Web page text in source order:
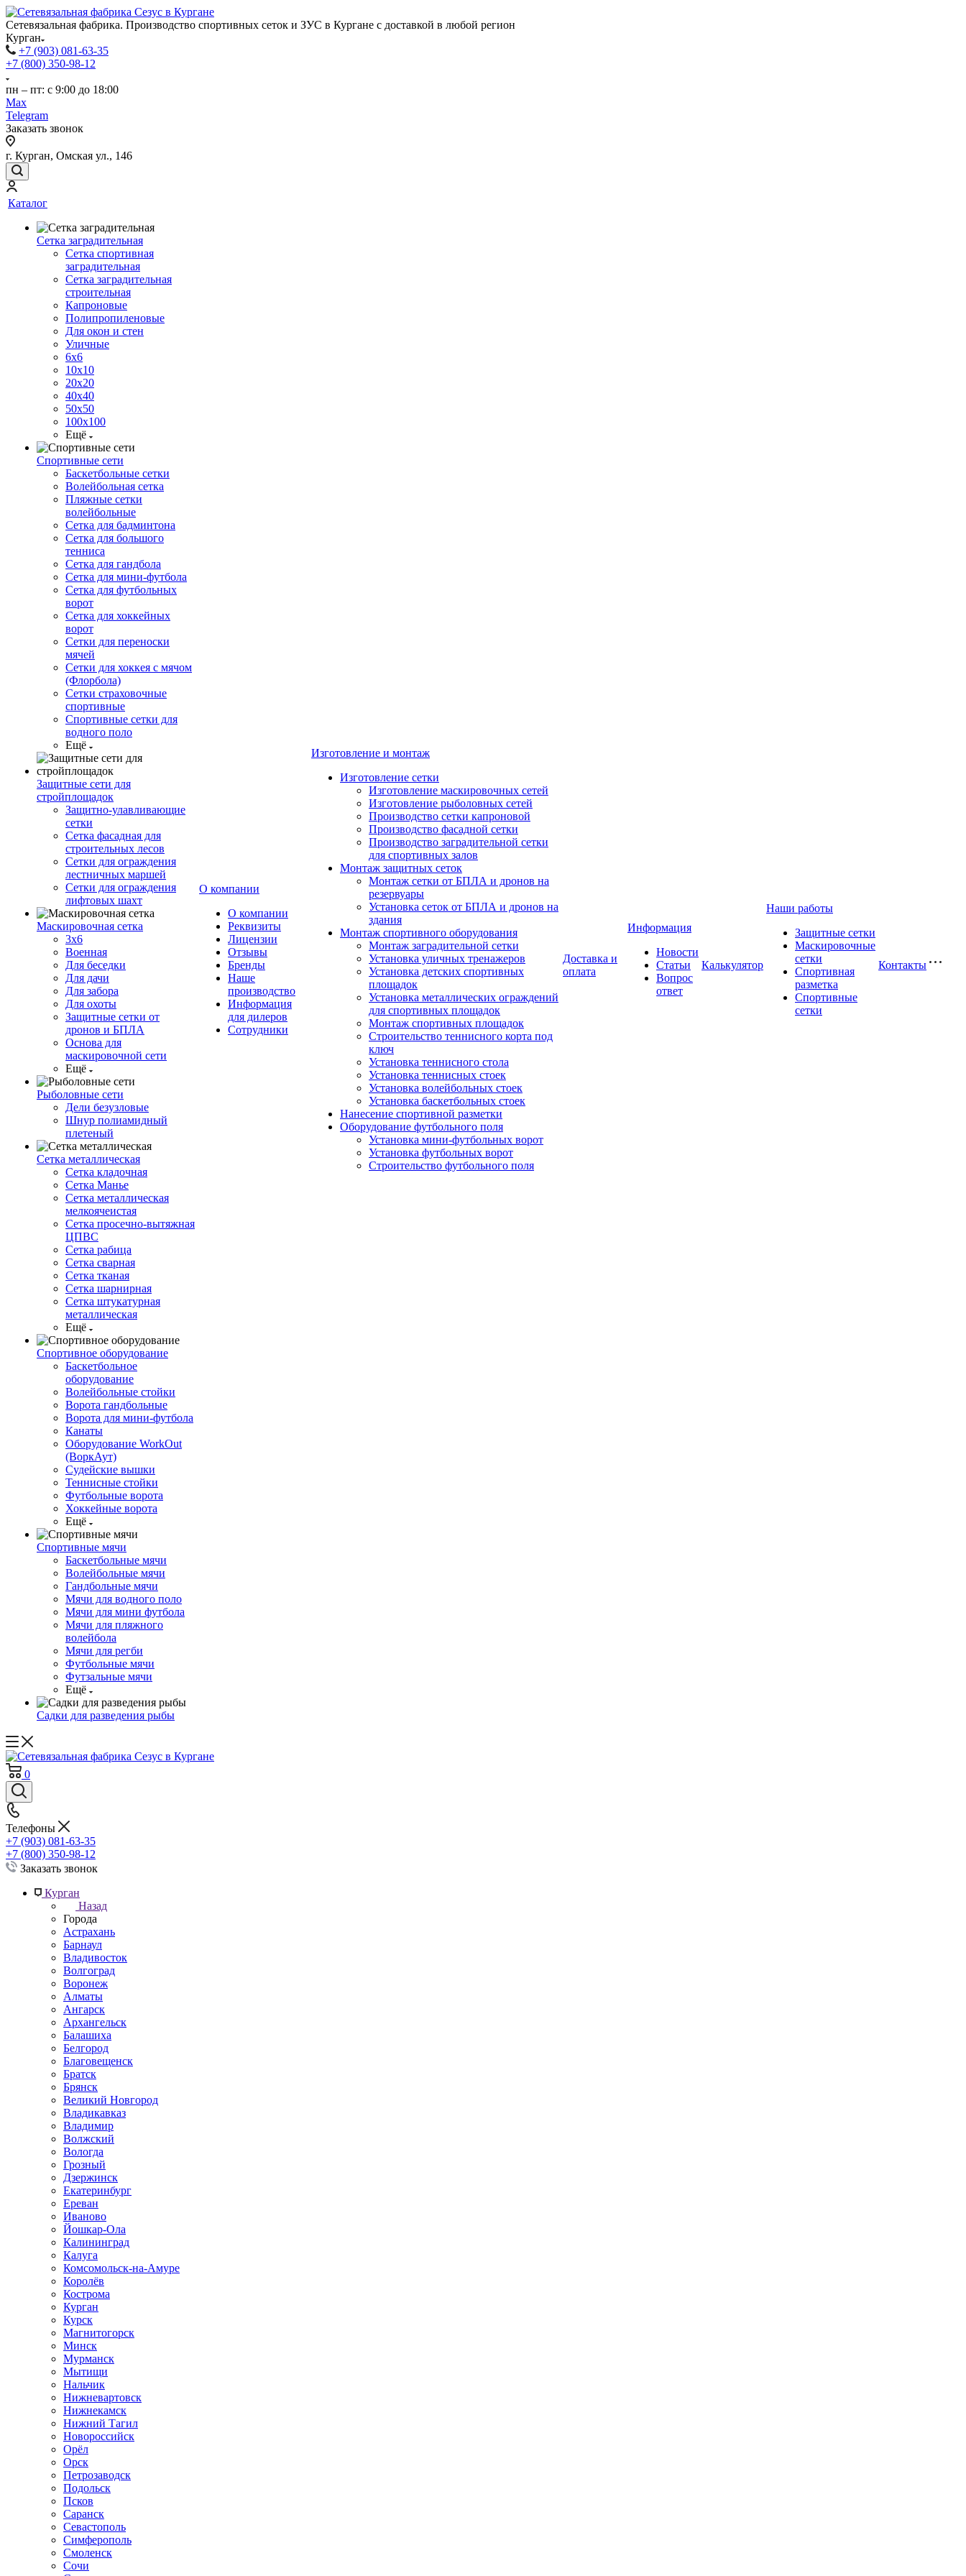
Сетевязальная фабрика. Производство спортивных сеток и ЗУС в Кургане с доставкой в любой регион
Курган
+7 (903) 081-63-35
+7 (800) 350-98-12
пн – пт: с 9:00 до 18:00
Max
Telegram
Заказать звонок
г. Курган, Омская ул., 146
Каталог
Сетка заградительная
Сетка спортивная
заградительная
Сетка заградительная
строительная
Капроновые
Полипропиленовые
Для окон и стен
Уличные
6х6
10х10
20х20
40х40
50х50
100х100
Ещё
Спортивные сети
Баскетбольные сетки
Волейбольная сетка
Пляжные сетки
волейбольные
Сетка для бадминтона
Сетка для большого
тенниса
Сетка для гандбола
Сетка для мини-футбола
Сетка для футбольных
ворот
Сетка для хоккейных
ворот
Сетки для переноски
мячей
Сетки для хоккея с мячом
(Флорбола)
Сетки страховочные
спортивные
Спортивные сетки для
водного поло
Ещё
Защитные сети для
стройплощадок
Защитно-улавливающие
сетки
Сетка фасадная для
строительных лесов
Сетки для ограждения
лестничных маршей
Сетки для ограждения
лифтовых шахт
Маскировочная сетка
3х6
Военная
Для беседки
Для дачи
Для забора
Для охоты
Защитные сетки от
дронов и БПЛА
Основа для
маскировочной сети
Ещё
Рыболовные сети
Дели безузловые
Шнур полиамидный
плетеный
Сетка металлическая
Сетка кладочная
Сетка Манье
Сетка металлическая
мелкоячеистая
Сетка просечно-вытяжная
ЦПВС
Сетка рабица
Сетка сварная
Сетка тканая
Сетка шарнирная
Сетка штукатурная
металлическая
Ещё
Спортивное оборудование
Баскетбольное
оборудование
Волейбольные стойки
Ворота гандбольные
Ворота для мини-футбола
Канаты
Оборудование WorkOut
(ВоркАут)
Судейские вышки
Теннисные стойки
Футбольные ворота
Хоккейные ворота
Ещё
Спортивные мячи
Баскетбольные мячи
Волейбольные мячи
Гандбольные мячи
Мячи для водного поло
Мячи для мини футбола
Мячи для пляжного
волейбола
Мячи для регби
Футбольные мячи
Футзальные мячи
Ещё
Садки для разведения рыбы
О компании
О компании
Реквизиты
Лицензии
Отзывы
Бренды
Наше
производство
Информация
для дилеров
Сотрудники
Изготовление и монтаж
Изготовление сетки
Изготовление маскировочных сетей
Изготовление рыболовных сетей
Производство сетки капроновой
Производство фасадной сетки
Производство заградительной сетки
для спортивных залов
Монтаж защитных сеток
Монтаж сетки от БПЛА и дронов на
резервуары
Установка сеток от БПЛА и дронов на
здания
Монтаж спортивного оборудования
Монтаж заградительной сетки
Установка уличных тренажеров
Установка детских спортивных
площадок
Установка металлических ограждений
для спортивных площадок
Монтаж спортивных площадок
Строительство теннисного корта под
ключ
Установка теннисного стола
Установка теннисных стоек
Установка волейбольных стоек
Установка баскетбольных стоек
Нанесение спортивной разметки
Оборудование футбольного поля
Установка мини-футбольных ворот
Установка футбольных ворот
Строительство футбольного поля
Доставка и
оплата
Информация
Новости
Статьи
Вопрос
ответ
Калькулятор
Наши работы
Защитные сетки
Маскировочные
сетки
Спортивная
разметка
Спортивные
сетки
Контакты
0
Телефоны
+7 (903) 081-63-35
+7 (800) 350-98-12
Заказать звонок
Курган
Назад
Города
Астрахань
Барнаул
Владивосток
Волгоград
Воронеж
Алматы
Ангарск
Архангельск
Балашиха
Белгород
Благовещенск
Братск
Брянск
Великий Новгород
Владикавказ
Владимир
Волжский
Вологда
Грозный
Дзержинск
Екатеринбург
Ереван
Иваново
Йошкар-Ола
Калининград
Калуга
Комсомольск-на-Амуре
Королёв
Кострома
Курган
Курск
Магнитогорск
Минск
Мурманск
Мытищи
Нальчик
Нижневартовск
Нижнекамск
Нижний Тагил
Новороссийск
Орёл
Орск
Петрозаводск
Подольск
Псков
Саранск
Севастополь
Симферополь
Смоленск
Сочи